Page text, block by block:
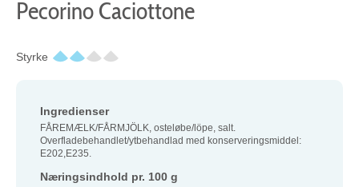
Pecorino Caciottone
Styrke
Ingredienser
FÅREMÆLK/FÅRMJÖLK, osteløbe/löpe, salt.
Overfladebehandlet/ytbehandlad med konserveringsmiddel:
E202,E235.
Næringsindhold pr. 100 g